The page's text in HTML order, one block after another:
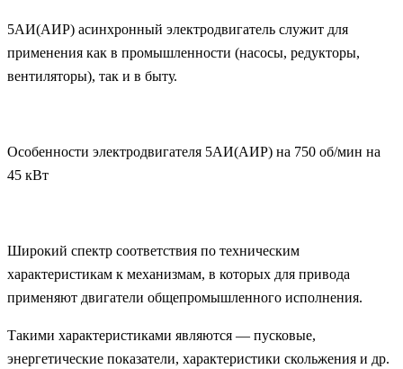
5АИ(АИР) асинхронный электродвигатель служит для
применения как в промышленности (насосы, редукторы,
вентиляторы), так и в быту.
Особенности электродвигателя 5АИ(АИР) на 750 об/мин на
45 кВт
Широкий спектр соответствия по техническим
характеристикам к механизмам, в которых для привода
применяют двигатели общепромышленного исполнения.
Такими характеристиками являются — пусковые,
энергетические показатели, характеристики скольжения и др.